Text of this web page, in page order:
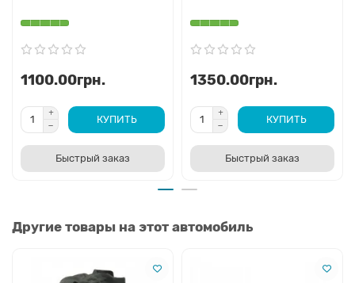
1100.00грн.
КУПИТЬ
Быстрый заказ
1350.00грн.
КУПИТЬ
Быстрый заказ
Другие товары на этот автомобиль